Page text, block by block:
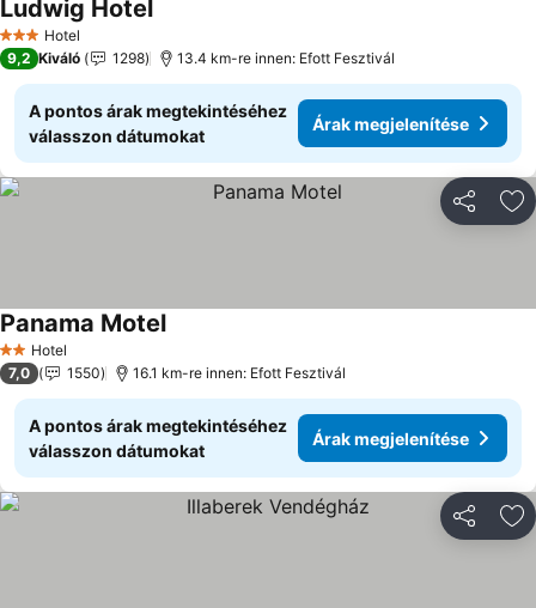
3 Kategória
Hotel
Ludwig Hotel
9,2 Kiváló 1298 13.4 km-re innen: Efott Fesztivál
A pontos árak megtekintéséhez
válasszon dátumokat
Árak megjelenítése
2 Kategória
Hotel
Panama Motel
7,0 1550 16.1 km-re innen: Efott Fesztivál
A pontos árak megtekintéséhez
válasszon dátumokat
Árak megjelenítése